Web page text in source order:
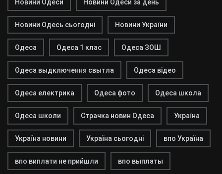
Новини Одеси Новини Одеси за день
Новини Одесь сьогодні Новини України
Одеса Одеса 1 клас Одеса ЗОШ
Одеса выдключення свытла Одеса відео
Одеса електрика Одеса фото Одеса школа
Одеса школи Страчка новин Одеса Україна
Україна новини Україна сьогодні впо Україна
впо виплати не прийшли впо выплаты